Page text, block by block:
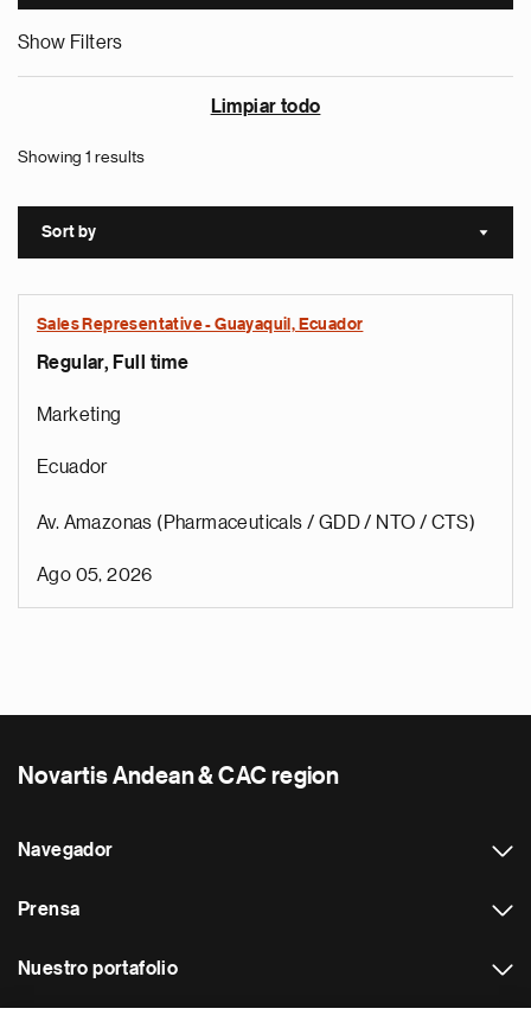
Show Filters
Limpiar todo
Showing 1 results
Sort by Sort
Sales Representative - Guayaquil, Ecuador
Regular, Full time
Marketing
Ecuador
Av. Amazonas (Pharmaceuticals / GDD / NTO / CTS)
Ago 05, 2026
Novartis Andean & CAC region
Navegador
Prensa
Nuestro portafolio